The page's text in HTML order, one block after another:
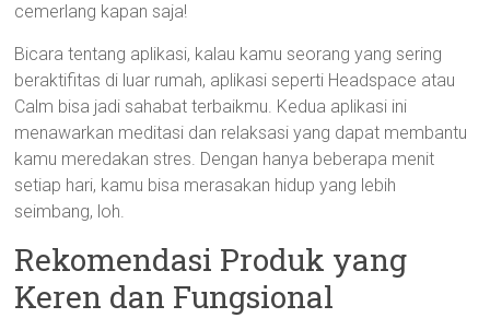
cemerlang kapan saja!
Bicara tentang aplikasi, kalau kamu seorang yang sering
beraktifitas di luar rumah, aplikasi seperti Headspace atau
Calm bisa jadi sahabat terbaikmu. Kedua aplikasi ini
menawarkan meditasi dan relaksasi yang dapat membantu
kamu meredakan stres. Dengan hanya beberapa menit
setiap hari, kamu bisa merasakan hidup yang lebih
seimbang, loh.
Rekomendasi Produk yang
Keren dan Fungsional